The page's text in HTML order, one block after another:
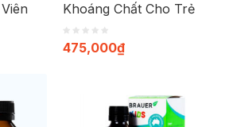
Khoáng Chất Cho Trẻ
475,000₫